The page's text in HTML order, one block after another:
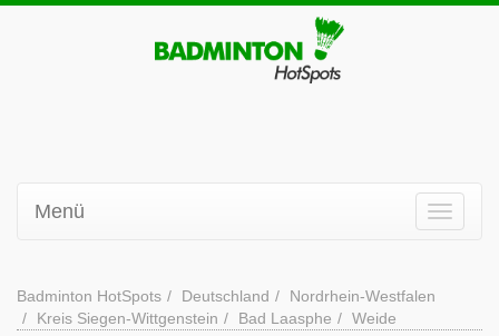
Menü
Badminton HotSpots Deutschland
Nordrhein-Westfalen
Kreis Siegen-Wittgenstein
Bad Laasphe Weide